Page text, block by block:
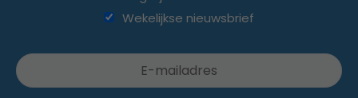
Wekelijkse nieuwsbrief